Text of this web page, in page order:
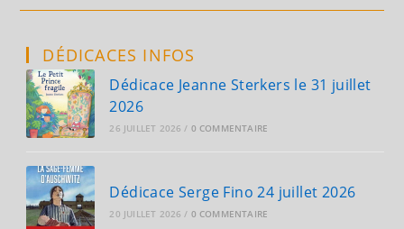
Le
Janvier
2025
DÉDICACES INFOS
Dédicace Jeanne Sterkers le 31 juillet
2026
26 JUILLET 2026 / 0 COMMENTAIRE
Dédicace Serge Fino 24 juillet 2026
20 JUILLET 2026 / 0 COMMENTAIRE